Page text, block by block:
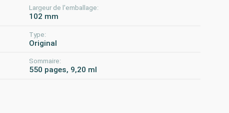
Largeur de l'emballage:
102 mm
Type:
Original
Sommaire:
550 pages, 9,20 ml